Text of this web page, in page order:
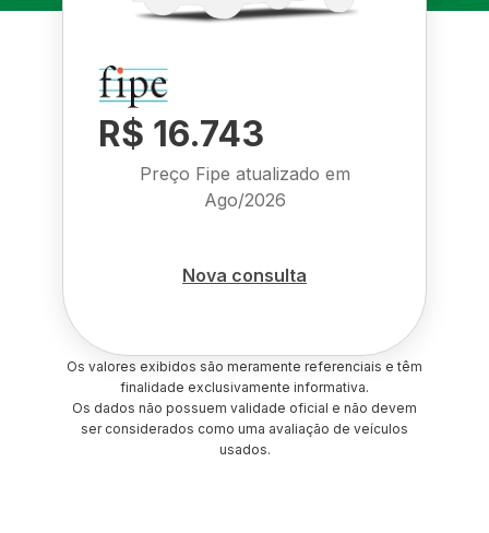
R$ 16.743
Preço Fipe atualizado em
Ago/2026
Nova consulta
Os valores exibidos são meramente referenciais e têm
finalidade exclusivamente informativa.
Os dados não possuem validade oficial e não devem
ser considerados como uma avaliação de veículos
usados.